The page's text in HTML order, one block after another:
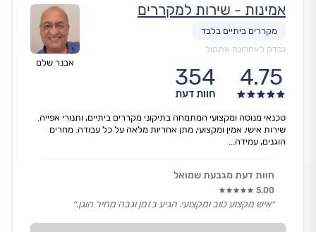
אבנר שלם
אמינות - שירות למקררים
נבדק לאחרונה אתמול
4.75
354
חוות דעת
טכנאי מנוסה ומקצועי המתמחה בתיקוני מקררים ביתיים, ותנורי אפייה.
שירות אישי, אמין ומקצועי, מתן אחריות מלאה על כל עבודה. מחרים
הוגנים, עמידה...
חוות דעת מגבעת שמואל
5.00
״איש מקצוע טוב ומקצועי. הגיע בזמן וגבה מחיר הוגן.״